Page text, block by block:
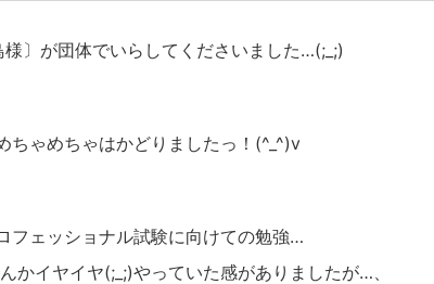
〕が団体でいらしてくださいました…(;_;)
ちゃめちゃはかどりましたっ！(^_^)v
フェッショナル試験に向けての勉強…
かイヤイヤ(;_;)やっていた感がありましたが…、